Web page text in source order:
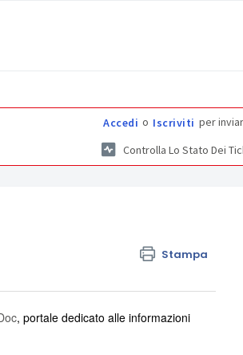
Accedi o Iscriviti per
Controlla Lo Stato Dei
Stampa
, portale dedicato alle informazioni